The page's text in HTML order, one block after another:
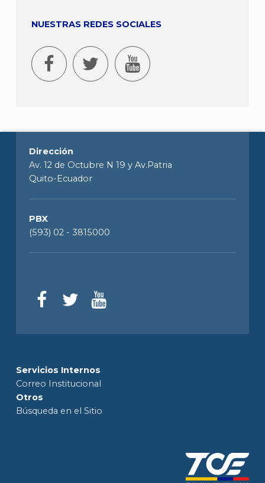
NUESTRAS REDES SOCIALES
Dirección
Av. 12 de Octubre N 19 y Av.Patria
Quito-Ecuador
PBX
(593) 02 - 3815000
Servicios Internos
Correo Institucional
Otros
Búsqueda en el Sitio